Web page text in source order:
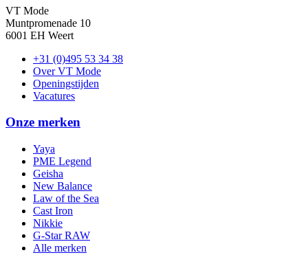
VT Mode
Muntpromenade 10
6001 EH Weert
+31 (0)495 53 34 38
Over VT Mode
Openingstijden
Vacatures
Onze merken
Yaya
PME Legend
Geisha
New Balance
Law of the Sea
Cast Iron
Nikkie
G-Star RAW
Alle merken